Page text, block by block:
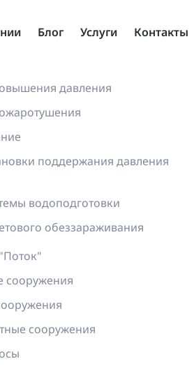
Блог Услуги
Контакты
давления
поддержания давления
водоподготовки
обеззараживания
сооружения
сооружения